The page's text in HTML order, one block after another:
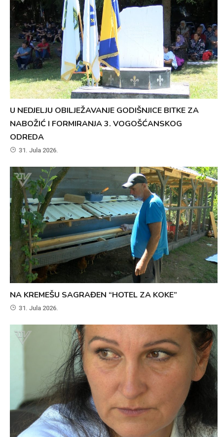
U NEDJELJU OBILJEŽAVANJE GODIŠNJICE BITKE ZA
NABOŽIĆ I FORMIRANJA 3. VOGOŠĆANSKOG
ODREDA
31. Jula 2026.
NA KREMEŠU SAGRAĐEN “HOTEL ZA KOKE”
31. Jula 2026.